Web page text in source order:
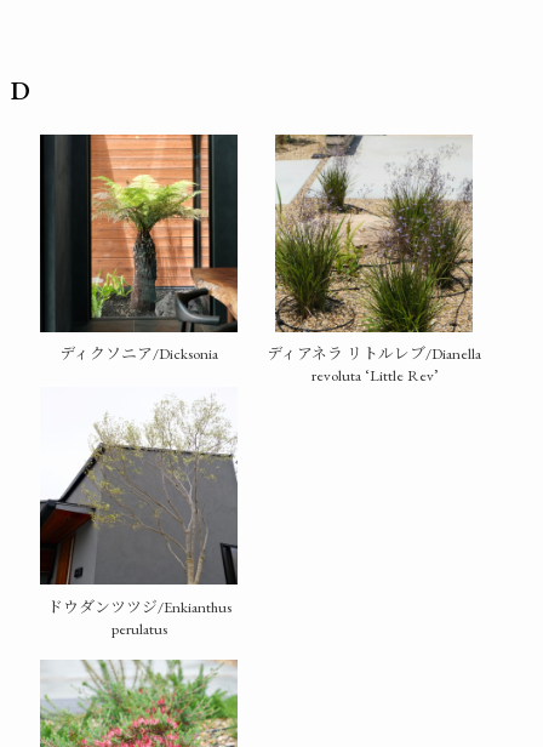
D
ディクソニア/Dicksonia
ディアネラ リトルレブ/Dianella
revoluta ‘Little Rev’
ドウダンツツジ/Enkianthus
perulatus